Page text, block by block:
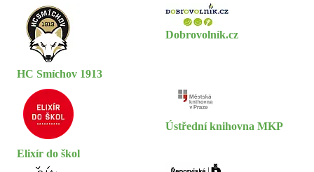
HC Smíchov 1913
Dobrovolník.cz
Elixír do škol
Ústřední knihovna MKP